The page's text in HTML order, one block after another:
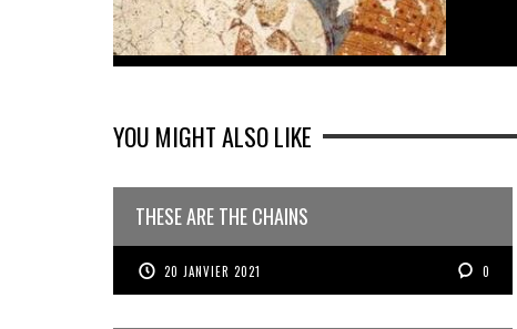
YOU MIGHT ALSO LIKE
THESE ARE THE CHAINS
20 JANVIER 2021 0